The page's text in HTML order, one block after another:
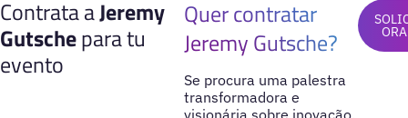
Contrata aJeremy
Gutschepara tu
evento
Quer contratar
Jeremy Gutsche?
Se procura uma palestra
transformadora e